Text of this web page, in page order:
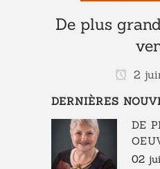
De plus
2
DERNIÈRES
DE
02